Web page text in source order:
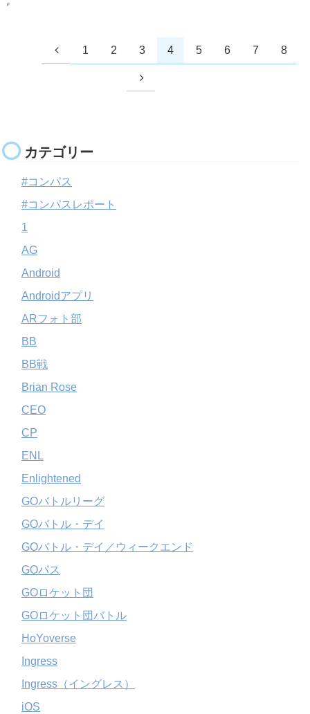
1 2 3 4 5 6 7 8
カテゴリー
#コンパス
#コンパスレポート
1
AG
Android
Androidアプリ
ARフォト部
BB
BB戦
Brian Rose
CEO
CP
ENL
Enlightened
GOバトルリーグ
GOバトル・デイ
GOバトル・デイ／ウィークエンド
GOパス
GOロケット団
GOロケット団バトル
HoYoverse
Ingress
Ingress（イングレス）
iOS